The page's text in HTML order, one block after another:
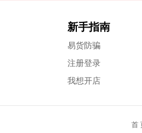
新手指南
易货防骗
注册登录
我想开店
首